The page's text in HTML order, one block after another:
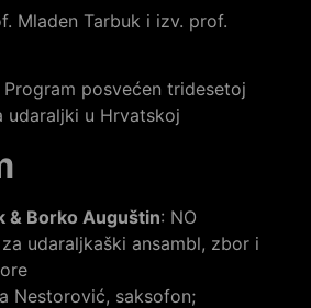
Mladen Tarbuk i izv. prof.
Program posvećen tridesetoj
udaraljki u Hrvatskoj
& Borko Auguštin: NO
za udaraljkaški ansambl, zbor i
Nestorović, saksofon;